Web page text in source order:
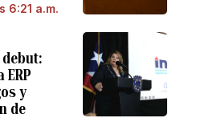
6:21 a.m.
y
de